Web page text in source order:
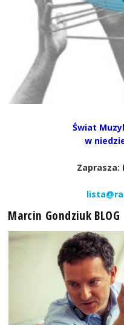
Świat
w
Zaprasza:
Marcin Gondziuk BLOG